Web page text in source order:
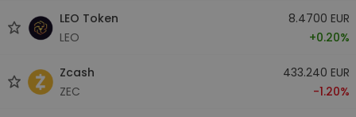
LEO Token
LEO
8.4700 EUR
+0.20%
Zcash
ZEC
433.240 EUR
-1.20%